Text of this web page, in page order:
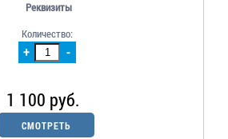
Реквизиты
+ -
Количество:
1 100 руб.
СМОТРЕТЬ